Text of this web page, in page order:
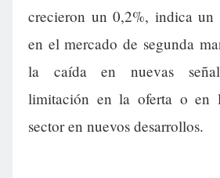
crecieron un 0,2%, indica un
en el mercado de segunda
la caída en nuevas
limitación en la oferta o en
sector en nuevos desarrollos.